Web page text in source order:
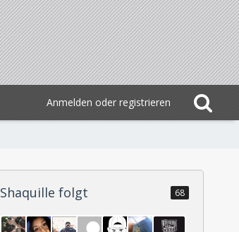
Anmelden oder registrieren
Shaquille folgt 68